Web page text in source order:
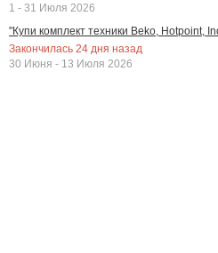
1 - 31 Июля 2026
"Купи комплект техники Beko, Hotpoint,
Закончилась 24 дня назад
30 Июня - 13 Июля 2026